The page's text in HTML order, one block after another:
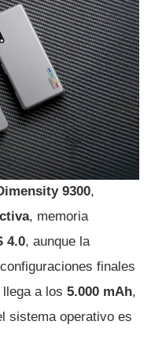
9300,
, memoria
4.0, aunque la
finales
a los 5.000 mAh,
sistema operativo es